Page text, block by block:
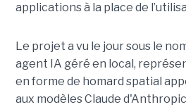
applications à la place de
Le projet a vu le jour sous le
agent IA géré en local,
en forme de homard spatial
aux modèles Claude